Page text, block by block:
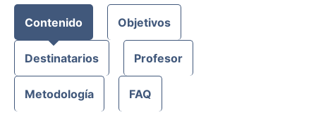
Contenido Objetivos
Destinatarios Profesor
Metodología FAQ